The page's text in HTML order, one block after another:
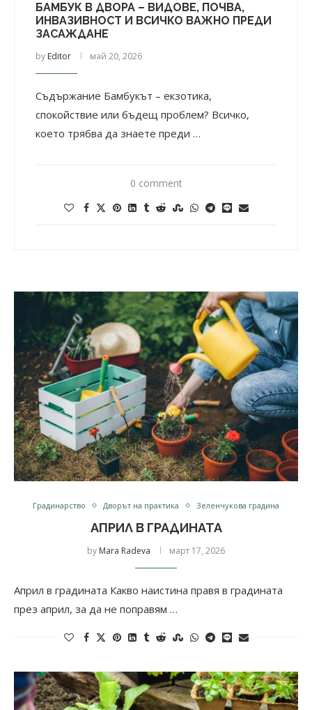
БАМБУК В ДВОРА – ВИДОВЕ, ПОЧВА,
ИНВАЗИВНОСТ И ВСИЧКО ВАЖНО ПРЕДИ
ЗАСАЖДАНЕ
by Editor май 20, 2026
Съдържание Бамбукът – екзотика,
спокойствие или бъдещ проблем? Всичко,
което трябва да знаете преди …
0 comment
Градинарство Дворът на практика Зеленчукова градина
АПРИЛ В ГРАДИНАТА
by Mara Radeva март 17, 2026
Април в градината Какво наистина правя в градината
през април, за да не поправям …